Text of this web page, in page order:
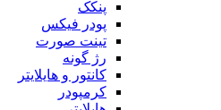
پنکک
پودر فیکس
تینت صورت
رژ گونه
کانتور و هایلایتر
کرمپودر